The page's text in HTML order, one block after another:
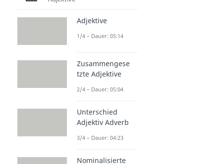
Adjektive
1/4 – Dauer: 05:14
Zusammengese
tzte Adjektive
2/4 – Dauer: 05:04
Unterschied
Adjektiv Adverb
3/4 – Dauer: 04:23
Nominalisierte